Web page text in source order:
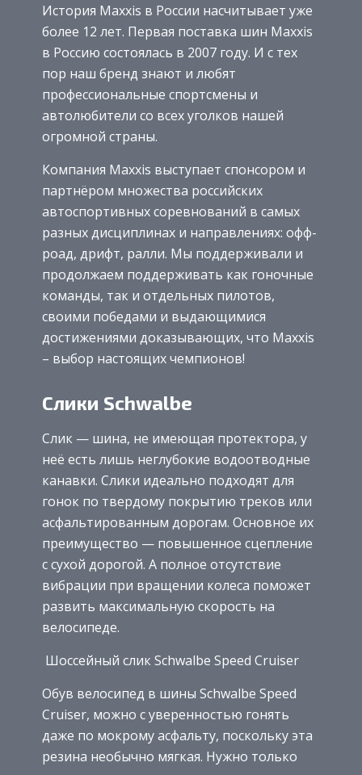
История Maxxis в России насчитывает уже
более 12 лет. Первая поставка шин Maxxis
в Россию состоялась в 2007 году. И с тех
пор наш бренд знают и любят
профессиональные спортсмены и
автолюбители со всех уголков нашей
огромной страны.
Компания Maxxis выступает спонсором и
партнёром множества российских
автоспортивных соревнований в самых
разных дисциплинах и направлениях: офф-
роад, дрифт, ралли. Мы поддерживали и
продолжаем поддерживать как гоночные
команды, так и отдельных пилотов,
своими победами и выдающимися
достижениями доказывающих, что Maxxis
– выбор настоящих чемпионов!
Слики Schwalbe
Слик — шина, не имеющая протектора, у
неё есть лишь неглубокие водоотводные
канавки. Слики идеально подходят для
гонок по твердому покрытию треков или
асфальтированным дорогам. Основное их
преимущество — повышенное сцепление
с сухой дорогой. А полное отсутствие
вибрации при вращении колеса поможет
развить максимальную скорость на
велосипеде.
Шоссейный слик Schwalbe Speed Cruiser
Обув велосипед в шины Schwalbe Speed
Cruiser, можно с уверенностью гонять
даже по мокрому асфальту, поскольку эта
резина необычно мягкая. Нужно только